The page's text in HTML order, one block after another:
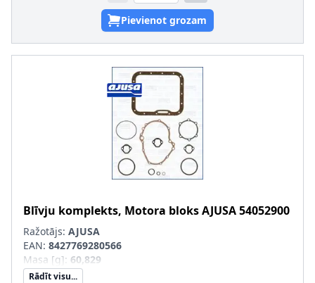
Pievienot grozam
Blīvju komplekts, Motora bloksAJUSA54052900
Ražotājs: AJUSA
EAN: 8427769280566
Masa [g]: 60,829
Rādīt visu...